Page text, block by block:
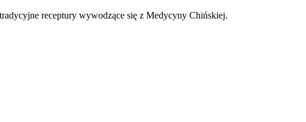
receptury wywodzące się z Medycyny Chińskiej.